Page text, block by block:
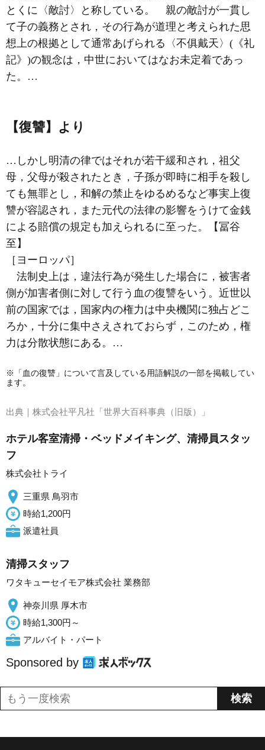
とくに〈敵討〉と称している。 親の敵討が一貫し
て子の義務とされ，その行為が道理と考えられた思
想上の根拠として通常あげられる〈不俱戴天〉(《礼
記》)の観念は，中世においてはなお未定着であっ
た。…
【復讐】より
…しかし明清の律ではそれが若干緩和され，祖父
母，父母が殺されたとき，子孫が即時に相手を殺し
ても無罪とし，和解の禁止をゆるめるなど事実上復
讐が容認され，また元代の法律の影響をうけて金銭
による賠償の規定も加えられるに至った。【冨谷
至】
［ヨーロッパ］
法制史上は，違法行為が発生した場合に，被害者
側が加害者側に対して行う血の復讐をいう。近世以
前の国家では，国家内の権力は中央機関に独占どこ
ろか，十分に集中さえされておらず，このため，権
力は分散状態にある。…
※「血の復讐」について言及している用語解説の一部を掲載してい
ます。
出典｜ 株式会社平凡社「世界大百科事典（旧版）」
ホテル客室清掃・ベッドメイキング、清掃員スタッ
フ
株式会社トライ
三重県 鳥羽市
時給1,200円
派遣社員
清掃スタッフ
ワタキューセイモア株式会社 業務部
神奈川県 厚木市
時給1,300円～
アルバイト・パート
Sponsored by